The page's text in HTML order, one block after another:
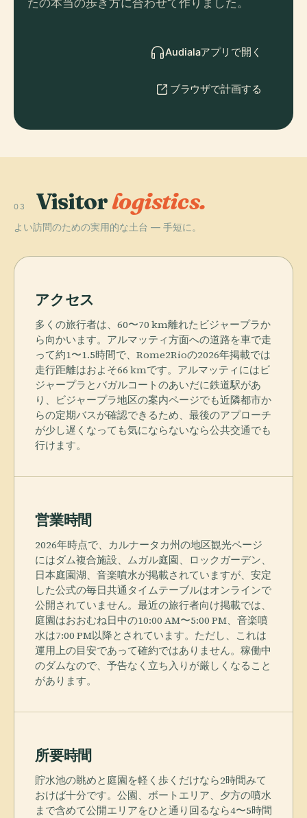
Audialaアプリで開く
ブラウザで計画する
03 Visitorlogistics.
よい訪問のための実用的な土台 — 手短に。
アクセス
多くの旅行者は、60〜70 km離れたビジャープラか
ら向かいます。アルマッティ方面への道路を車で走
って約1〜1.5時間で、Rome2Rioの2026年掲載では
走行距離はおよそ66 kmです。アルマッティにはビ
ジャープラとバガルコートのあいだに鉄道駅があ
り、ビジャープラ地区の案内ページでも近隣都市か
らの定期バスが確認できるため、最後のアプローチ
が少し遅くなっても気にならないなら公共交通でも
行けます。
営業時間
2026年時点で、カルナータカ州の地区観光ページ
にはダム複合施設、ムガル庭園、ロックガーデン、
日本庭園湖、音楽噴水が掲載されていますが、安定
した公式の毎日共通タイムテーブルはオンラインで
公開されていません。最近の旅行者向け掲載では、
庭園はおおむね日中の10:00 AM〜5:00 PM、音楽噴
水は7:00 PM以降とされています。ただし、これは
運用上の目安であって確約ではありません。稼働中
のダムなので、予告なく立ち入りが厳しくなること
があります。
所要時間
貯水池の眺めと庭園を軽く歩くだけなら2時間みて
おけば十分です。公園、ボートエリア、夕方の噴水
まで含めて公開エリアをひと通り回るなら4〜5時間